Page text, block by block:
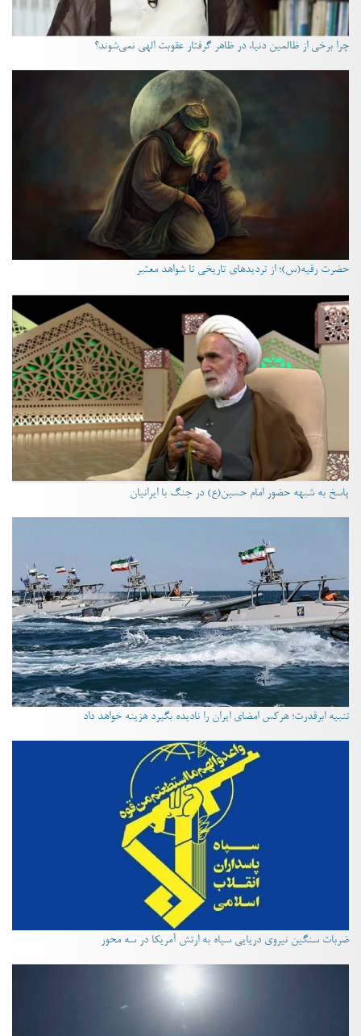
چرا برخی از ظالمین دنیا، در ظاهر گرفتار عقوبت الهی نمی‌شوند؟
حضرت رقیه(س)؛ از تردیدهای تاریخی تا شواهد معتبر
پاسخ به شبهه حضور امام حسین(ع) در جنگ با ایرانیان
تنبیه ابرقدرت؛ هرکس امضای ایران را نادیده بگیرد هزینه خواهد داد
ضربات سنگین نیروی دریایی سپاه به ارتش آمریکا در سه محور